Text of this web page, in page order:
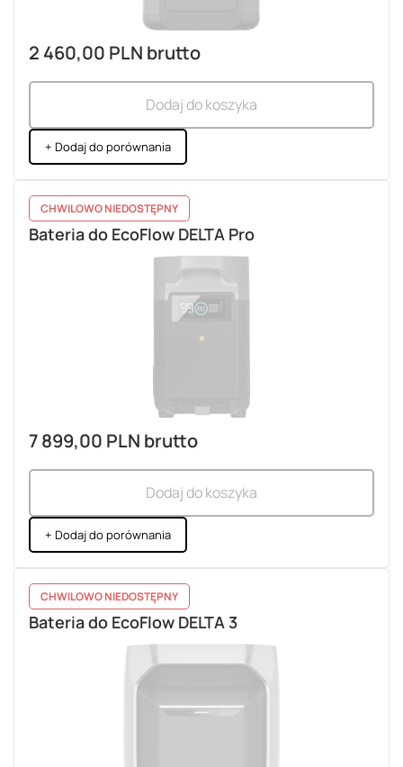
2 460,00 PLN brutto
Dodaj do koszyka
+ Dodaj do porównania
CHWILOWO NIEDOSTĘPNY
Bateria do EcoFlow DELTA Pro
7 899,00 PLN brutto
Dodaj do koszyka
+ Dodaj do porównania
CHWILOWO NIEDOSTĘPNY
Bateria do EcoFlow DELTA 3